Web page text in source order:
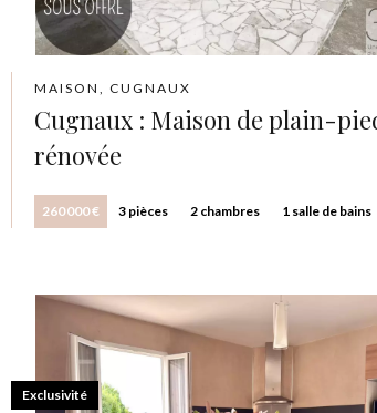
MAISON, CUGNAUX
Cugnaux : Maison de plain-
rénovée
260 000 € 3 pièces 2 chambres 1 salle de bains
Exclusivité